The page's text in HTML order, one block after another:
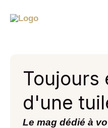
Toujours
d'une
Le mag dédié à